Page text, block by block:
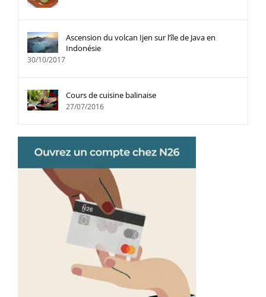
Ascension du volcan Ijen sur l’île de Java en
Indonésie
30/10/2017
Cours de cuisine balinaise
27/07/2016